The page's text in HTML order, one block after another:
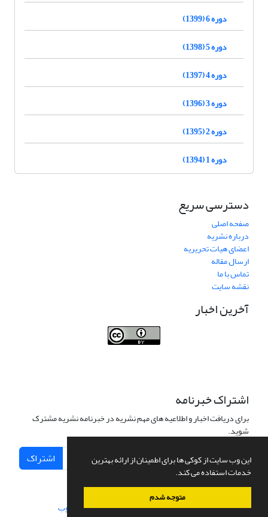
این وب سایت از کوکی ها برای اطمینان از ارائه بهترین
خدمات استفاده می کند.
متوجه شدم
دوره 6 (1399)
دوره 5 (1398)
دوره 4 (1397)
دوره 3 (1396)
دوره 2 (1395)
دوره 1 (1394)
دسترسی سریع
صفحه اصلی
درباره نشریه
اعضای هیات تحریریه
ارسال مقاله
تماس با ما
نقشه سایت
آخرین اخبار
اشتراک خبرنامه
برای دریافت اخبار و اطلاعیه های مهم نشریه در خبرنامه نشریه مشترک
شوید.
اشتراک
سامانه مدیریت نشریات علمی.طراحی و پیاده سازی از سیناوب